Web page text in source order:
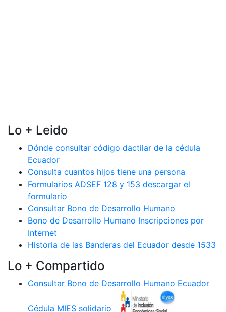
Lo + Leido
Dónde consultar código dactilar de la cédula
Ecuador
Consulta cuantos hijos tiene una persona
Formularios ADSEF 128 y 153 descargar el
formulario
Consultar Bono de Desarrollo Humano
Bono de Desarrollo Humano Inscripciones por
Internet
Historia de las Banderas del Ecuador desde 1533
Lo + Compartido
Consultar Bono de Desarrollo Humano Ecuador
Cédula MIES solidario